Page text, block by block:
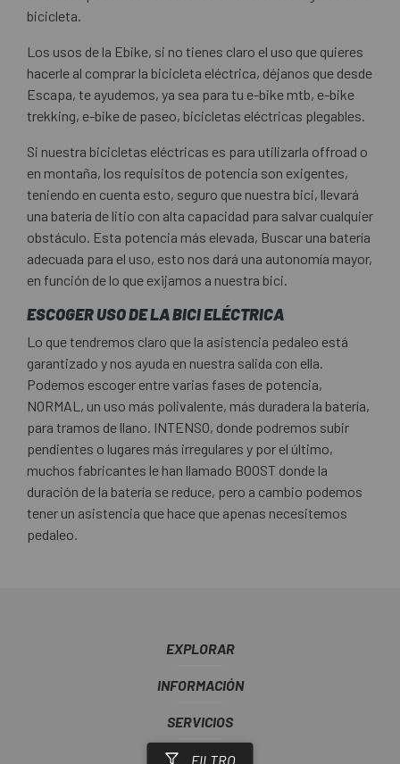
bicicleta.
Los usos de la Ebike, si no tienes claro el uso que quieres
hacerle al comprar la bicicleta eléctrica, déjanos que desde
Escapa, te ayudemos, ya sea para tu e-bike mtb, e-bike
trekking, e-bike de paseo, bicicletas eléctricas plegables.
Si nuestra bicicletas eléctricas es para utilizarla offroad o
en montaña, los requisitos de potencia son exigentes,
teniendo en cuenta esto, seguro que nuestra bici, llevará
una batería de litio con alta capacidad para salvar cualquier
obstáculo. Esta potencia más elevada, Buscar una batería
adecuada para el uso, esto nos dará una autonomía mayor,
en función de lo que exijamos a nuestra bici.
ESCOGER USO DE LA BICI ELÉCTRICA
Lo que tendremos claro que la asistencia pedaleo está
garantizado y nos ayuda en nuestra salida con ella.
Podemos escoger entre varias fases de potencia,
NORMAL, un uso más polivalente, más duradera la batería,
para tramos de llano. INTENSO, donde podremos subir
pendientes o lugares más irregulares y por el último,
muchos fabricantes le han llamado BOOST donde la
duración de la batería se reduce, pero a cambio podemos
tener un asistencia que hace que apenas necesitemos
pedaleo.
EXPLORAR
INFORMACIÓN
SERVICIOS
ESCAPA
FILTRO